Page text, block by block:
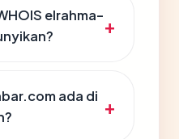
elrahma-
ada di